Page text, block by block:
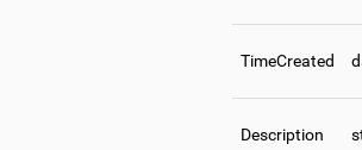
TimeCreated
Description